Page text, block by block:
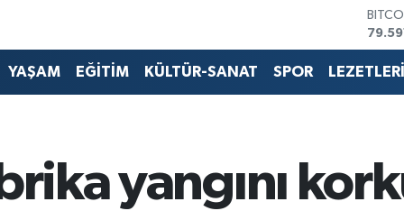
YAŞAM EĞİTİM KÜLTÜR-SANAT SPOR
yangını